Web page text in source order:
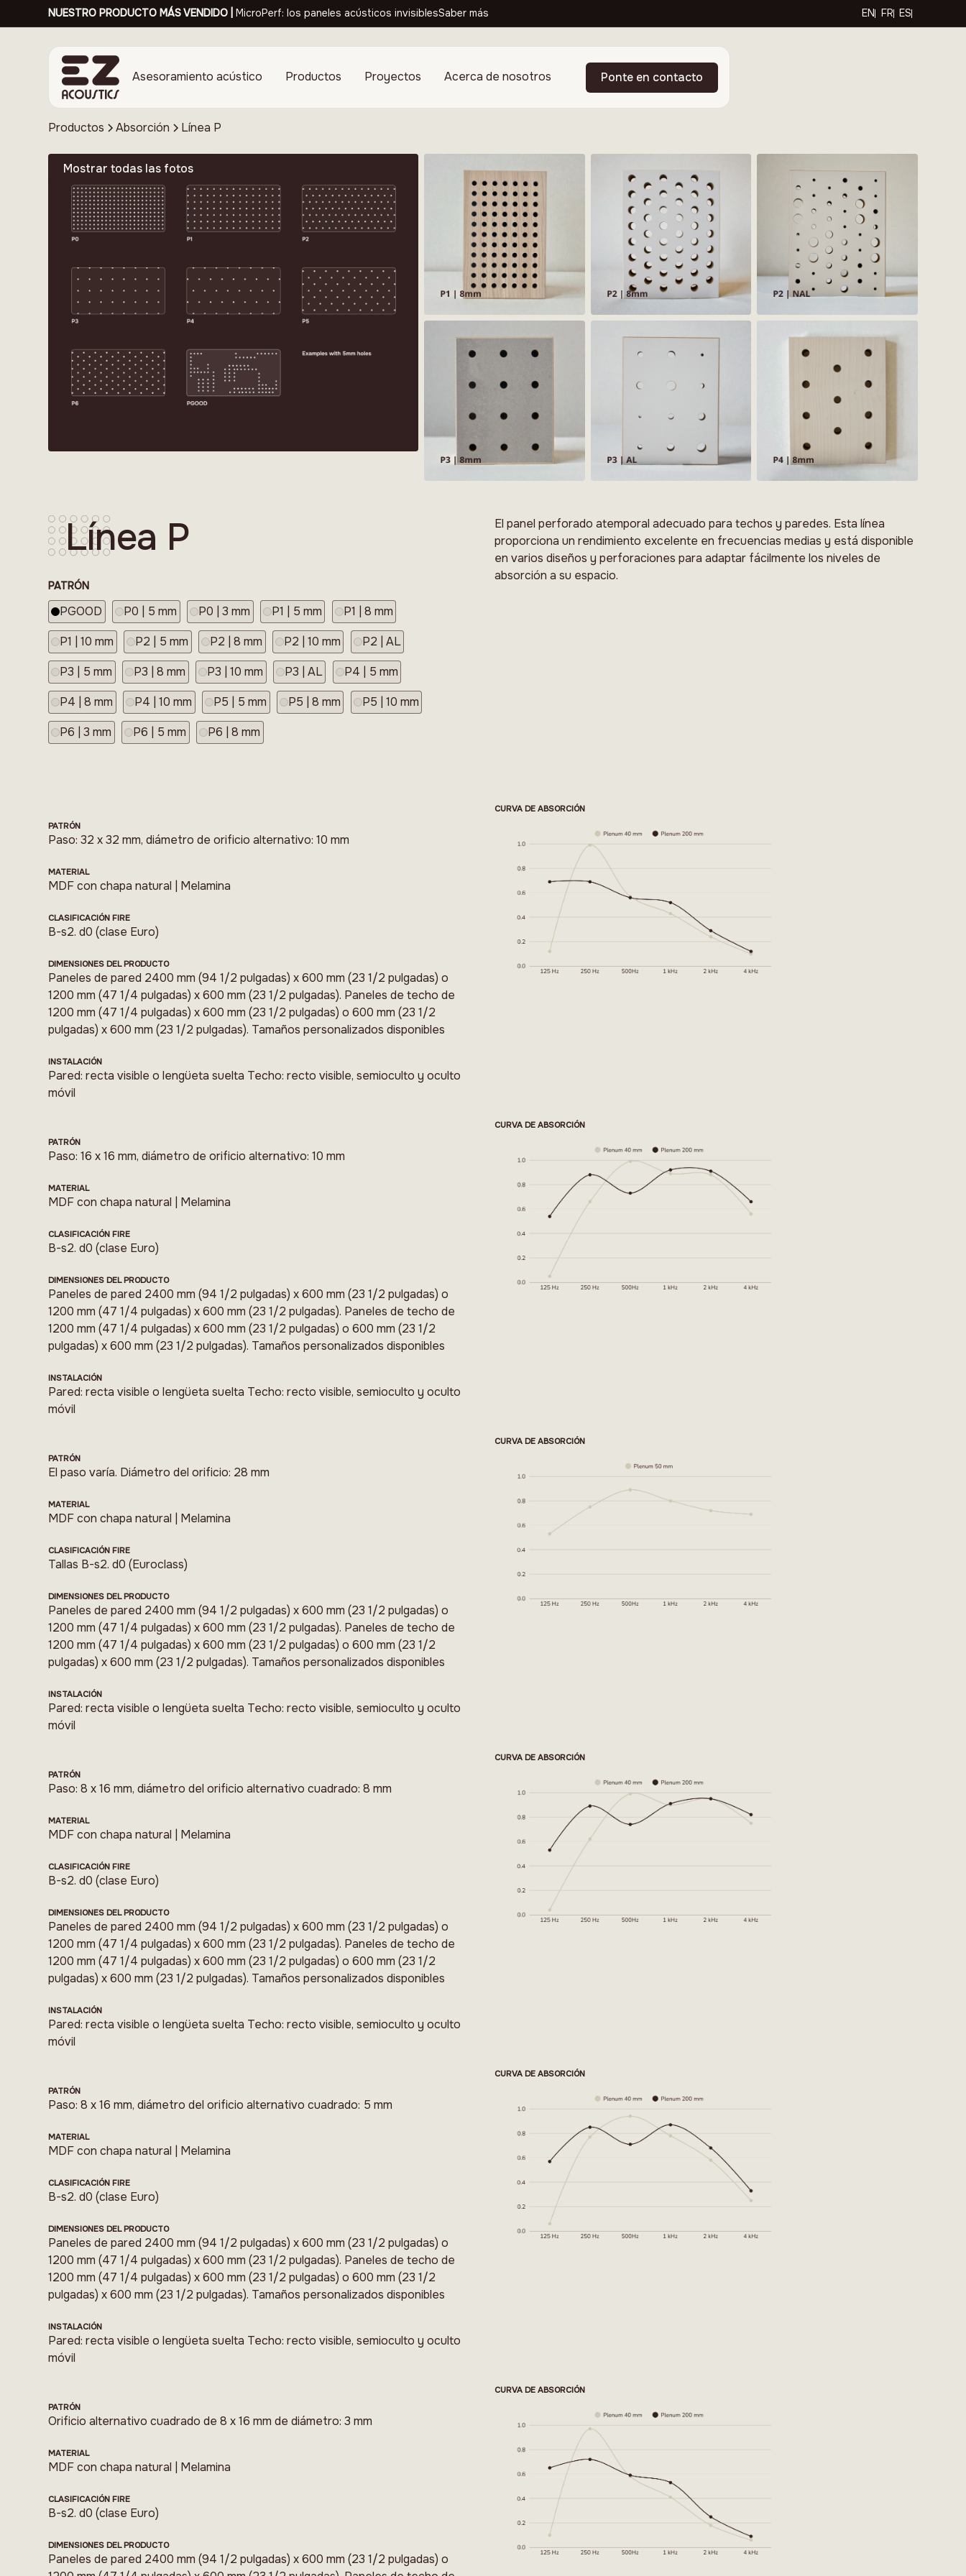
NUESTRO PRODUCTO MÁS VENDIDO |MicroPerf: los paneles acústicos invisiblesSaber más EN FR ES
Asesoramiento acústico Productos Proyectos Acerca de nosotros Ponte en contacto
Productos Absorción Línea P
Mostrar todas las fotos
Línea P
PATRÓN
PGOOD P0 | 5 mm P0 | 3 mm P1 | 5 mm
P1 | 8 mm
P1 | 10 mm
P2 | 5 mm P2 | 8 mm P2 | 10 mm
P2 | AL
P3 | 5 mm
P3 | 8 mm P3 | 10 mm P3 | AL
P4 | 5 mm
P4 | 8 mm
P4 | 10 mm P5 | 5 mm P5 | 8 mm
P5 | 10 mm
P6 | 3 mm
P6 | 5 mm P6 | 8 mm
El panel perforado atemporal adecuado para techos y paredes. Esta línea
proporciona un rendimiento excelente en frecuencias medias y está disponible
en varios diseños y perforaciones para adaptar fácilmente los niveles de
absorción a su espacio.
PATRÓN
Paso: 32 x 32 mm, diámetro de orificio alternativo: 10 mm
MATERIAL
MDF con chapa natural | Melamina
CLASIFICACIÓN FIRE
B-s2. d0 (clase Euro)
DIMENSIONES DEL PRODUCTO
Paneles de pared 2400 mm (94 1/2 pulgadas) x 600 mm (23 1/2 pulgadas) o
1200 mm (47 1/4 pulgadas) x 600 mm (23 1/2 pulgadas). Paneles de techo de
1200 mm (47 1/4 pulgadas) x 600 mm (23 1/2 pulgadas) o 600 mm (23 1/2
pulgadas) x 600 mm (23 1/2 pulgadas). Tamaños personalizados disponibles
INSTALACIÓN
Pared: recta visible o lengüeta suelta Techo: recto visible, semioculto y oculto
móvil
CURVA DE ABSORCIÓN
PATRÓN
Paso: 16 x 16 mm, diámetro de orificio alternativo: 10 mm
MATERIAL
MDF con chapa natural | Melamina
CLASIFICACIÓN FIRE
B-s2. d0 (clase Euro)
DIMENSIONES DEL PRODUCTO
Paneles de pared 2400 mm (94 1/2 pulgadas) x 600 mm (23 1/2 pulgadas) o
1200 mm (47 1/4 pulgadas) x 600 mm (23 1/2 pulgadas). Paneles de techo de
1200 mm (47 1/4 pulgadas) x 600 mm (23 1/2 pulgadas) o 600 mm (23 1/2
pulgadas) x 600 mm (23 1/2 pulgadas). Tamaños personalizados disponibles
INSTALACIÓN
Pared: recta visible o lengüeta suelta Techo: recto visible, semioculto y oculto
móvil
CURVA DE ABSORCIÓN
PATRÓN
El paso varía. Diámetro del orificio: 28 mm
MATERIAL
MDF con chapa natural | Melamina
CLASIFICACIÓN FIRE
Tallas B-s2. d0 (Euroclass)
DIMENSIONES DEL PRODUCTO
Paneles de pared 2400 mm (94 1/2 pulgadas) x 600 mm (23 1/2 pulgadas) o
1200 mm (47 1/4 pulgadas) x 600 mm (23 1/2 pulgadas). Paneles de techo de
1200 mm (47 1/4 pulgadas) x 600 mm (23 1/2 pulgadas) o 600 mm (23 1/2
pulgadas) x 600 mm (23 1/2 pulgadas). Tamaños personalizados disponibles
INSTALACIÓN
Pared: recta visible o lengüeta suelta Techo: recto visible, semioculto y oculto
móvil
CURVA DE ABSORCIÓN
PATRÓN
Paso: 8 x 16 mm, diámetro del orificio alternativo cuadrado: 8 mm
MATERIAL
MDF con chapa natural | Melamina
CLASIFICACIÓN FIRE
B-s2. d0 (clase Euro)
DIMENSIONES DEL PRODUCTO
Paneles de pared 2400 mm (94 1/2 pulgadas) x 600 mm (23 1/2 pulgadas) o
1200 mm (47 1/4 pulgadas) x 600 mm (23 1/2 pulgadas). Paneles de techo de
1200 mm (47 1/4 pulgadas) x 600 mm (23 1/2 pulgadas) o 600 mm (23 1/2
pulgadas) x 600 mm (23 1/2 pulgadas). Tamaños personalizados disponibles
INSTALACIÓN
Pared: recta visible o lengüeta suelta Techo: recto visible, semioculto y oculto
móvil
CURVA DE ABSORCIÓN
PATRÓN
Paso: 8 x 16 mm, diámetro del orificio alternativo cuadrado: 5 mm
MATERIAL
MDF con chapa natural | Melamina
CLASIFICACIÓN FIRE
B-s2. d0 (clase Euro)
DIMENSIONES DEL PRODUCTO
Paneles de pared 2400 mm (94 1/2 pulgadas) x 600 mm (23 1/2 pulgadas) o
1200 mm (47 1/4 pulgadas) x 600 mm (23 1/2 pulgadas). Paneles de techo de
1200 mm (47 1/4 pulgadas) x 600 mm (23 1/2 pulgadas) o 600 mm (23 1/2
pulgadas) x 600 mm (23 1/2 pulgadas). Tamaños personalizados disponibles
INSTALACIÓN
Pared: recta visible o lengüeta suelta Techo: recto visible, semioculto y oculto
móvil
CURVA DE ABSORCIÓN
PATRÓN
Orificio alternativo cuadrado de 8 x 16 mm de diámetro: 3 mm
MATERIAL
MDF con chapa natural | Melamina
CLASIFICACIÓN FIRE
B-s2. d0 (clase Euro)
DIMENSIONES DEL PRODUCTO
Paneles de pared 2400 mm (94 1/2 pulgadas) x 600 mm (23 1/2 pulgadas) o
CURVA DE ABSORCIÓN